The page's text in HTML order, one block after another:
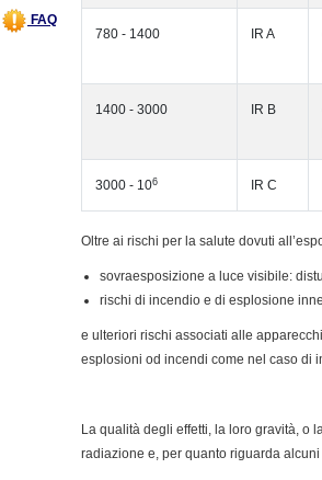
FAQ
780 - 1400 IR A
1400 - 3000 IR B
3000 - 106 IR C
Oltre ai rischi per la salute dovuti
sovraesposizione a luce visibile:
rischi di incendio e di esplosione
e ulteriori rischi associati alle
esplosioni od incendi come nel caso di
La qualità degli effetti, la loro gravità, o
radiazione e, per quanto riguarda